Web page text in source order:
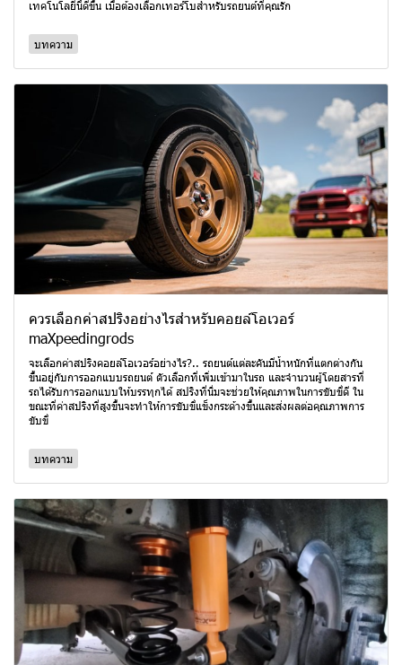
เทคโนโลยีนี้ดีขึ้น เมื่อต้องเลือกเทอร์โบสำหรับรถยนต์ที่คุณรัก
บทความ
ควรเลือกค่าสปริงอย่างไรสำหรับคอยล์โอเวอร์
maXpeedingrods
จะเลือกค่าสปริงคอยล์โอเวอร์อย่างไร?.. รถยนต์แต่ละคันมีน้ำหนักที่แตกต่างกัน
ขึ้นอยู่กับการออกแบบรถยนต์ ตัวเลือกที่เพิ่มเข้ามาในรถ และจำนวนผู้โดยสารที่
รถได้รับการออกแบบให้บรรทุกได้ สปริงที่นิ่มจะช่วยให้คุณภาพในการขับขี่ดี ใน
ขณะที่ค่าสปริงที่สูงขึ้นจะทำให้การขับขี่แข็งกระด้างขึ้นและส่งผลต่อคุณภาพการ
ขับขี่
บทความ